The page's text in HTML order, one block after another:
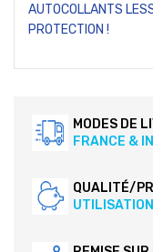
AUTOCOLLANTS
PROTECTION !
MODES DE
FRANCE &
QUALITÉ/